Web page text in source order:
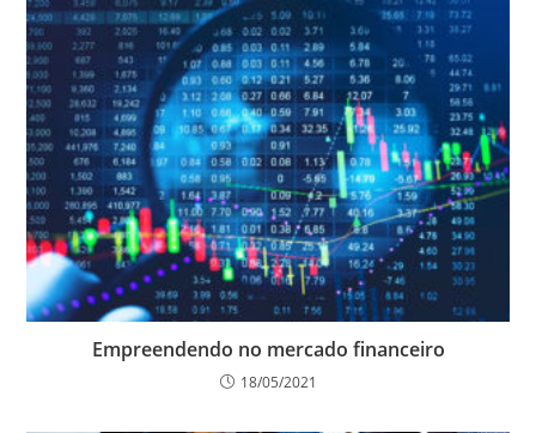
Empreendendo no mercado financeiro
18/05/2021